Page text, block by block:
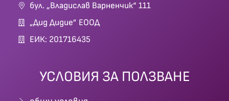
бул. „Владислав Варненчик“ 111
„Дид Дидие” ЕООД
ЕИК: 201716435
УСЛОВИЯ ЗА ПОЛЗВАНЕ